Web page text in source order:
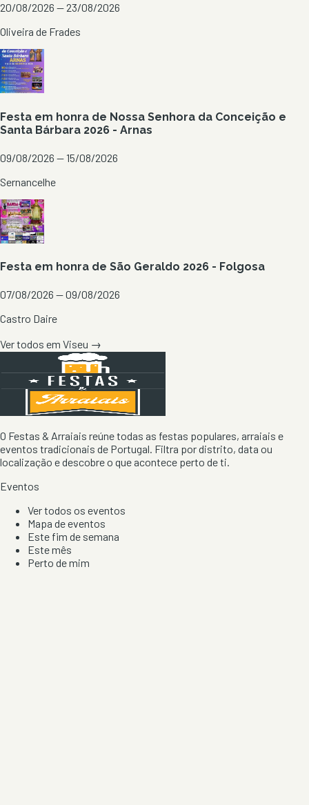
20/08/2026 — 23/08/2026
Oliveira de Frades
Festa em honra de Nossa Senhora da Conceição e
Santa Bárbara 2026 - Arnas
09/08/2026 — 15/08/2026
Sernancelhe
Festa em honra de São Geraldo 2026 - Folgosa
07/08/2026 — 09/08/2026
Castro Daire
Ver todos em Viseu →
O Festas & Arraiais reúne todas as festas populares, arraiais e
eventos tradicionais de Portugal. Filtra por distrito, data ou
localização e descobre o que acontece perto de ti.
Eventos
Ver todos os eventos
Mapa de eventos
Este fim de semana
Este mês
Perto de mim